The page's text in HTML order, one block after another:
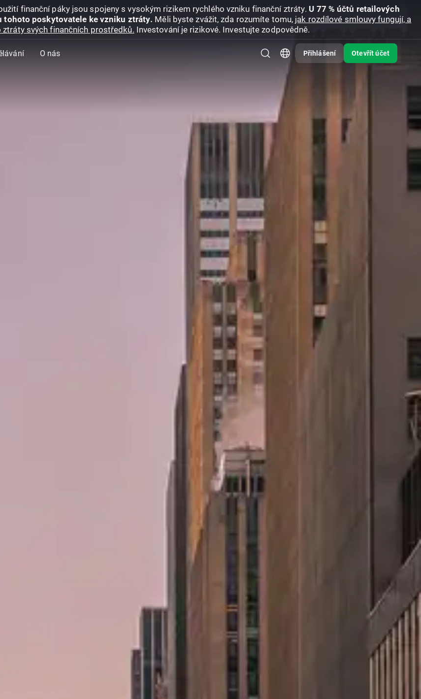
finanční páky jsou spojeny s vysokým rizikem rychlého vzniku finanční ztráty. U 77 % účtů retailových
poskytovatele ke vzniku ztráty. Měli byste zvážit, zda rozumíte tomu, jak rozdílové smlouvy fungují, a
svých finančních prostředků. Investování je rizikové. Investujte zodpovědně.
O nás Přihlášení Otevřít účet